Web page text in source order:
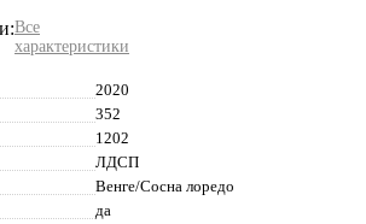
Все
характеристики
2020
352
1202
ЛДСП
Венге/Сосна лоредо
да